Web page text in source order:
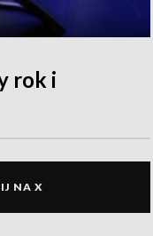
rok i
NA X